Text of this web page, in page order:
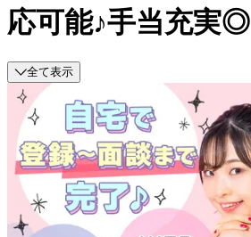
応可能♪手当充実◎
全て表示